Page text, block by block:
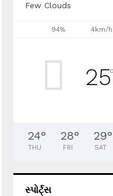
Few Clouds
94% 4km/h
25°
24°
THU
28°
FRI
29°
SAT
સ્પોર્ટ્સ